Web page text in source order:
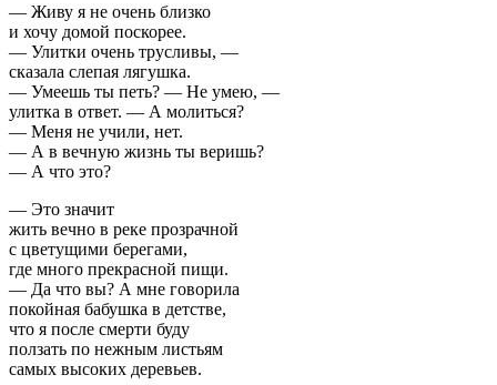
— Живу я не очень близко
и хочу домой поскорее.
— Улитки очень трусливы, —
сказала слепая лягушка.
— Умеешь ты петь? — Не умею, —
улитка в ответ. — А молиться?
— Меня не учили, нет.
— А в вечную жизнь ты веришь?
— А что это?
— Это значит
жить вечно в реке прозрачной
с цветущими берегами,
где много прекрасной пищи.
— Да что вы? А мне говорила
покойная бабушка в детстве,
что я после смерти буду
ползать по нежным листьям
самых высоких деревьев.